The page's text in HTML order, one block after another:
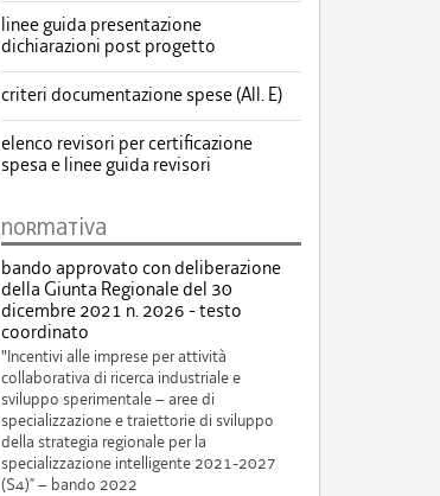
linee guida presentazione
dichiarazioni post progetto
criteri documentazione spese (All. E)
elenco revisori per certificazione
spesa e linee guida revisori
normativa
bando approvato con deliberazione
della Giunta Regionale del 30
dicembre 2021 n. 2026 - testo
coordinato
"Incentivi alle imprese per attività
collaborativa di ricerca industriale e
sviluppo sperimentale – aree di
specializzazione e traiettorie di sviluppo
della strategia regionale per la
specializzazione intelligente 2021-2027
(S4)” – bando 2022